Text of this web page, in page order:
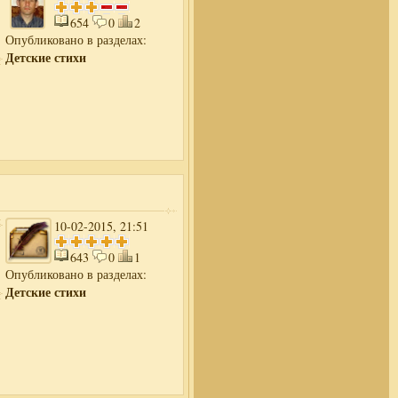
654 0
2
Опубликовано в разделах:
Детские стихи
10-02-2015, 21:51
643
0
1
Опубликовано в разделах:
Детские стихи